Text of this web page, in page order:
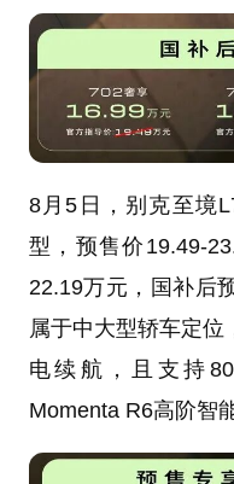
8月5日，别克至境
型，预售价19.49-
22.19万元，国补后
属于中大型轿车定
电续航，且支持
Momenta R6高阶智